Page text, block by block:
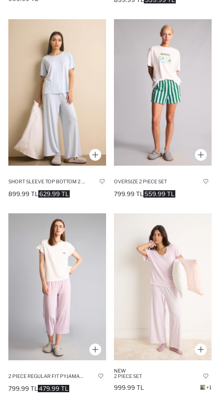
SHORT SLEEVE TOP BOTTOM 2 PIECE PYJAMAS SET
629.99 TL
899.99 TL
OVERSIZE 2 PIECE SET
559.99 TL
799.99 TL
479.99 TL
799.99 TL
NEW
2 PIECE SET
999.99 TL +1